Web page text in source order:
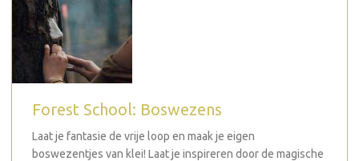
Forest School: Boswezens
Laat je fantasie de vrije loop en maak je eigen
boswezentjes van klei! Laat je inspireren door de magische